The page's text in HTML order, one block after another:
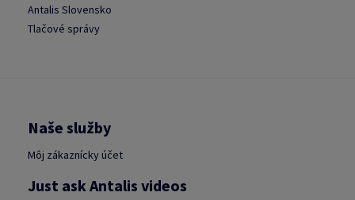
Antalis Slovensko
Tlačové správy
Naše služby
Môj zákaznícky účet
Just ask Antalis videos